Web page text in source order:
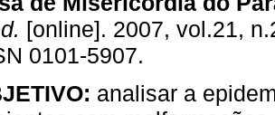
[online]. 2007, vol.21,
0101-5907.
analisar a